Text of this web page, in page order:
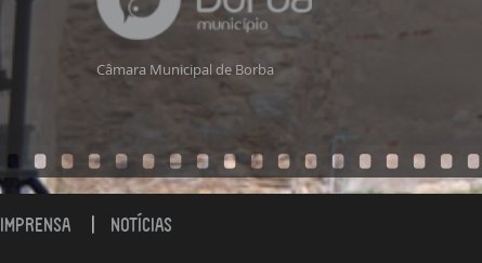
Câmara Municipal de Borba
IMPRENSA NOTÍCIAS